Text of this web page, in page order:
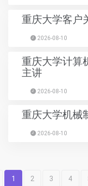
重庆大学客户
2026-08-10
重庆大学计算
主讲
2026-08-10
重庆大学机械
2026-08-10
1 2 3 4